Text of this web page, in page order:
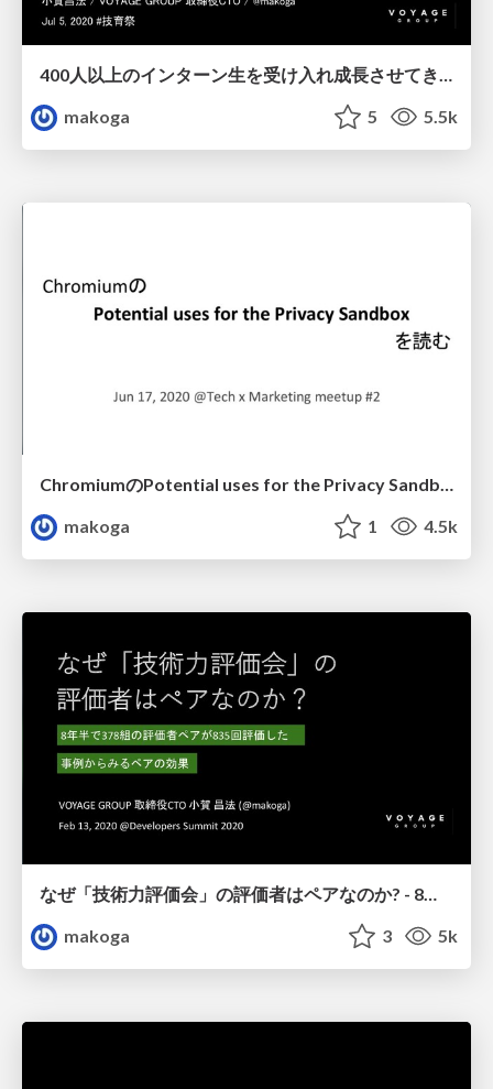
makoga
5 5.5k
ChromiumのPotential uses for the Privacy Sandboxを読む / Read Chromium's Potential uses for the Privacy Sandbox
makoga
1 4.5k
なぜ「技術力評価会」の評価者はペアなのか? - 8年半で378組の評価者ペアが835回評価した事例からみるペアの効果 - / The VOYAGE GROUP technical assessment system is made by all engineers. and the effect of pair assessment.
makoga
3 5k